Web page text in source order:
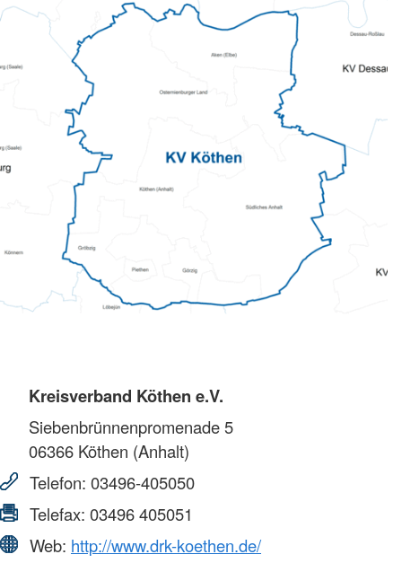
Kreisverband Köthen e.V.
Siebenbrünnenpromenade 5
06366 Köthen (Anhalt)
Telefon: 03496-405050
Telefax: 03496 405051
Web: http://www.drk-koethen.de/